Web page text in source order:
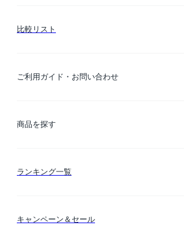
比較リスト
ご利用ガイド・お問い合わせ
ご利用ガイド
商品を探す
カテゴリー検索
ランキング一覧
キャンペーン＆セール